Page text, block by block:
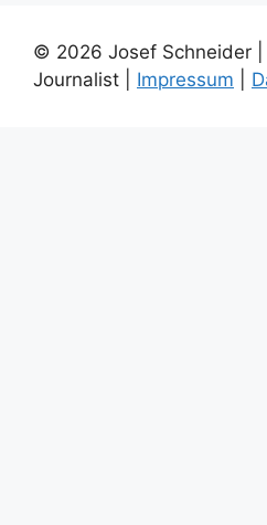
© 2026 Josef Schneider |
Journalist | Impressum